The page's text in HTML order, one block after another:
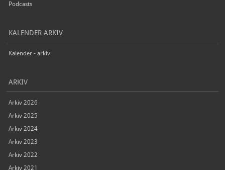
Podcasts
KALENDER ARKIV
Kalender - arkiv
ARKIV
Arkiv 2026
Arkiv 2025
Arkiv 2024
Arkiv 2023
Arkiv 2022
Arkiv 2021